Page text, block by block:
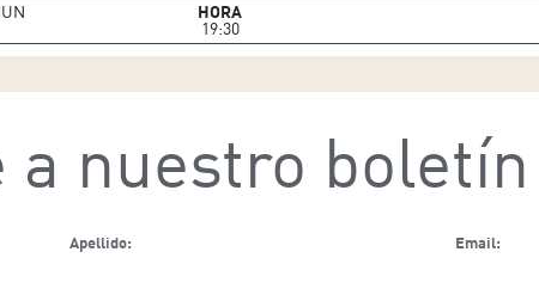
HORA
19:30
a nuestro boletín
Apellido: Email: